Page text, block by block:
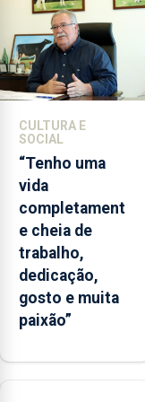
entre
2022
e
2026.
A
das
Flores
apresenta
um
“decréscimo
significativo”
da
CPUE
entre
2022
CULTURA E
SOCIAL
“Tenho uma
vida
completament
e cheia de
trabalho,
dedicação,
gosto e muita
paixão”